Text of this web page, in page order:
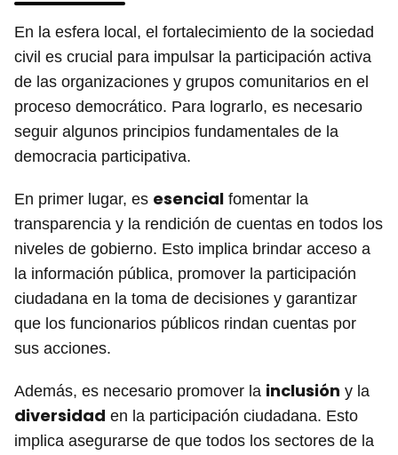
En la esfera local, el fortalecimiento de la sociedad
civil es crucial para impulsar la participación activa
de las organizaciones y grupos comunitarios en el
proceso democrático. Para lograrlo, es necesario
seguir algunos principios fundamentales de la
democracia participativa.
En primer lugar, es esencial fomentar la
transparencia y la rendición de cuentas en todos los
niveles de gobierno. Esto implica brindar acceso a
la información pública, promover la participación
ciudadana en la toma de decisiones y garantizar
que los funcionarios públicos rindan cuentas por
sus acciones.
Además, es necesario promover la inclusión y la
diversidad en la participación ciudadana. Esto
implica asegurarse de que todos los sectores de la